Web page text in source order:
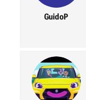
GuidoP